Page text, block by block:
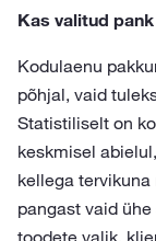
Kas valitud
Kodulaenu
põhjal, vaid
Statistiliselt on
keskmisel
kellega
pangast vaid
toodete valik,